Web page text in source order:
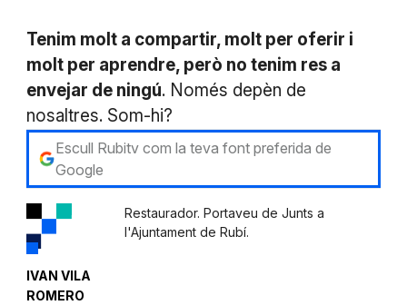
Tenim molt a compartir, molt per oferir i
molt per aprendre, però no tenim res a
envejar de ningú. Només depèn de
nosaltres. Som-hi?
Escull Rubitv com la teva font preferida de
Google
IVAN VILA
ROMERO
Restaurador. Portaveu de Junts a
l'Ajuntament de Rubí.